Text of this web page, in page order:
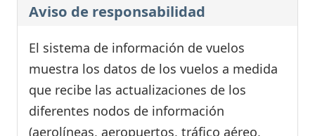
Aviso de responsabilidad
El sistema de información de vuelos
muestra los datos de los vuelos a medida
que recibe las actualizaciones de los
diferentes nodos de información
(aerolíneas, aeropuertos, tráfico aéreo,